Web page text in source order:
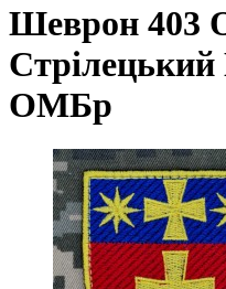
Шеврон 403
ОМБр